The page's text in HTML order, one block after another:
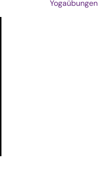
Yogaübungen